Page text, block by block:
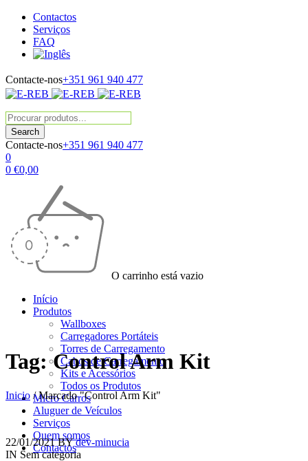
Contactos
Serviços
FAQ
Contacte-nos+351 961 940 477
Contacte-nos+351 961 940 477
0
0 €0,00
O carrinho está vazio
Início
Produtos
Wallboxes
Carregadores Portáteis
Torres de Carregamento
Cabos de Carregamento
Kits e Acessórios
Todos os Produtos
Micro Carros
Aluguer de Veículos
Serviços
Quem somos
Contactos
Tag: Control Arm Kit
Inicio / Marcado "Control Arm Kit"
22/01/2021BY dev-minucia
IN Sem categoria